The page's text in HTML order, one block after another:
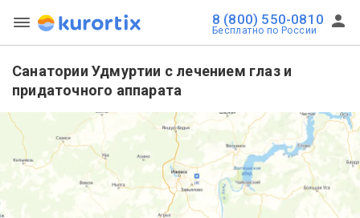
8 (800) 550-0810
Бесплатно по России
Санатории Удмуртии с лечением глаз и
придаточного аппарата